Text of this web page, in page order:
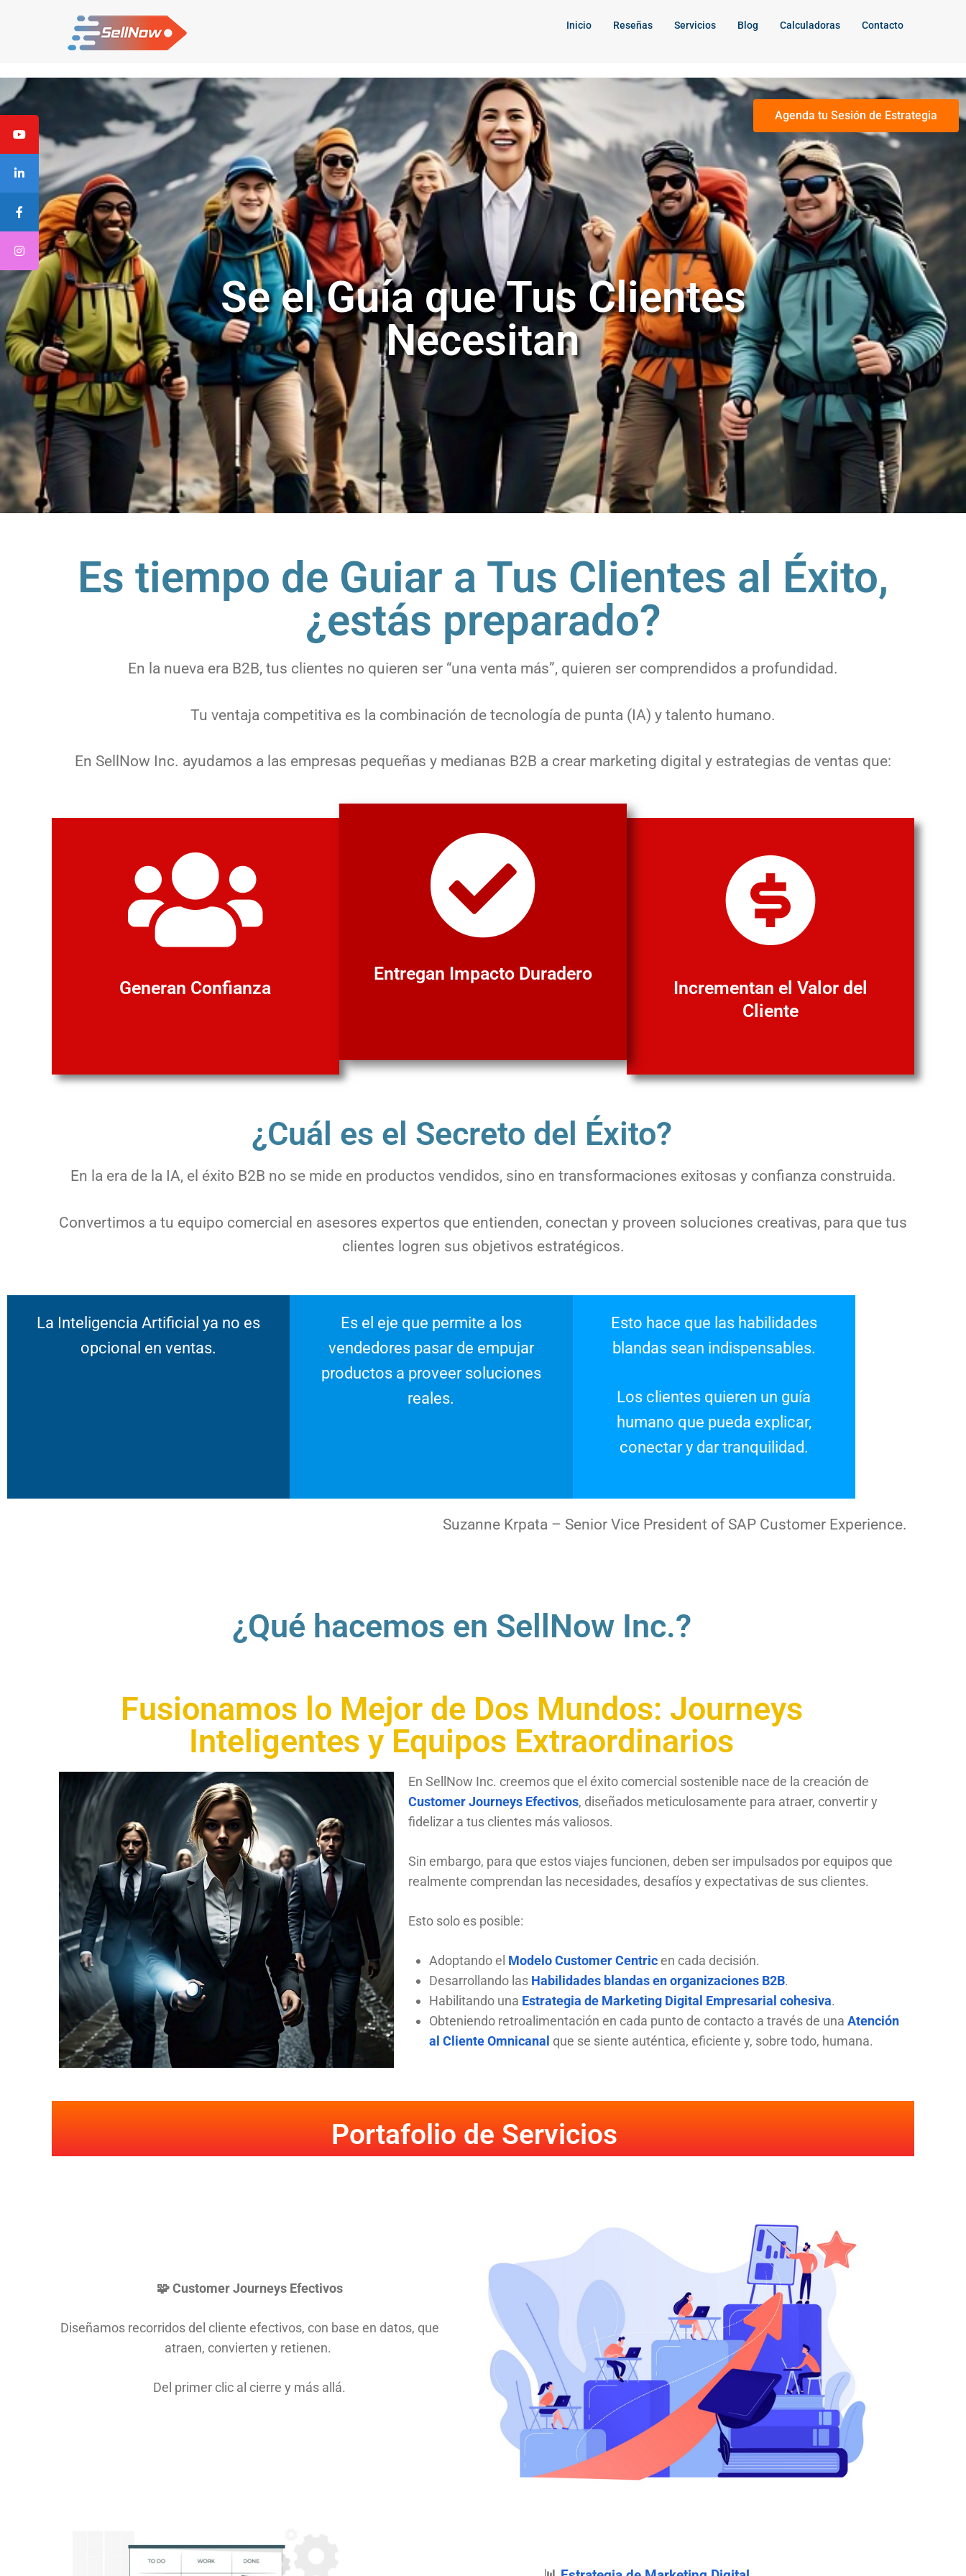
Inicio Reseñas Servicios Blog Calculadoras Contacto
Agenda tu Sesión de Estrategia
Se el Guía que Tus Clientes
Necesitan
Es tiempo de Guiar a Tus Clientes al Éxito,
¿estás preparado?
En la nueva era B2B, tus clientes no quieren ser “una venta más”, quieren ser comprendidos a profundidad.
Tu ventaja competitiva es la combinación de tecnología de punta (IA) y talento humano.
En SellNow Inc. ayudamos a las empresas pequeñas y medianas B2B a crear marketing digital y estrategias de ventas que:
Generan Confianza
Entregan Impacto Duradero
Incrementan el Valor del
Cliente
¿Cuál es el Secreto del Éxito?
En la era de la IA, el éxito B2B no se mide en productos vendidos, sino en transformaciones exitosas y confianza construida.
Convertimos a tu equipo comercial en asesores expertos que entienden, conectan y proveen soluciones creativas, para que tus
clientes logren sus objetivos estratégicos.
La Inteligencia Artificial ya no es
opcional en ventas.
Es el eje que permite a los
vendedores pasar de empujar
productos a proveer soluciones
reales.
Esto hace que las habilidades
blandas sean indispensables.
Los clientes quieren un guía
humano que pueda explicar,
conectar y dar tranquilidad.
Suzanne Krpata – Senior Vice President of SAP Customer Experience.
¿Qué hacemos en SellNow Inc.?
Fusionamos lo Mejor de Dos Mundos: Journeys
Inteligentes y Equipos Extraordinarios
En SellNow Inc. creemos que el éxito comercial sostenible nace de la creación de
Customer Journeys Efectivos, diseñados meticulosamente para atraer, convertir y
fidelizar a tus clientes más valiosos.
Sin embargo, para que estos viajes funcionen, deben ser impulsados por equipos que
realmente comprendan las necesidades, desafíos y expectativas de sus clientes.
Esto solo es posible:
Adoptando el Modelo Customer Centricen cada decisión.
Desarrollando las Habilidades blandas en organizaciones B2B.
Habilitando una Estrategia de Marketing Digital Empresarial cohesiva.
Obteniendo retroalimentación en cada punto de contacto a través de unaAtención
al Cliente Omnicanal que se siente auténtica, eficiente y, sobre todo, humana.
Portafolio de Servicios
🧩 Customer Journeys Efectivos
Diseñamos recorridos del cliente efectivos, con base en datos, que
atraen, convierten y retienen.
Del primer clic al cierre y más allá.